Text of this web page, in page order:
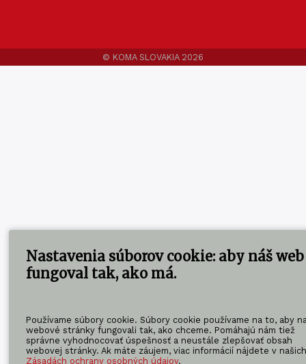
Nastavenia súborov cookie: aby náš web
fungoval tak, ako má.
Používame súbory cookie. Súbory cookie používame na to, aby
webové stránky fungovali tak, ako chceme. Pomáhajú nám tiež
správne vyhodnocovať úspešnosť a neustále zlepšovať obsah
webovej stránky. Ak máte záujem, viac informácií nájdete v
Zásadách ochrany osobných údajov.
© KOMA SLOVAKIA 2026